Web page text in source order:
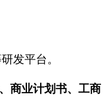
发平台。
商业计划书、工商